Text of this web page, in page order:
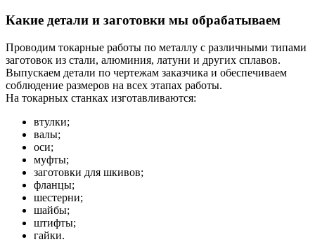
Какие детали и заготовки мы обрабатываем
Проводим токарные работы по металлу с различными типами
заготовок из стали, алюминия, латуни и других сплавов.
Выпускаем детали по чертежам заказчика и обеспечиваем
соблюдение размеров на всех этапах работы.
На токарных станках изготавливаются:
втулки;
валы;
оси;
муфты;
заготовки для шкивов;
фланцы;
шестерни;
шайбы;
штифты;
гайки.